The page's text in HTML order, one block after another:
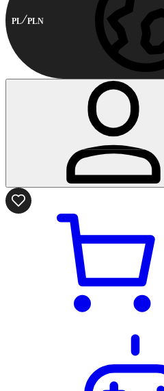
PL PLN